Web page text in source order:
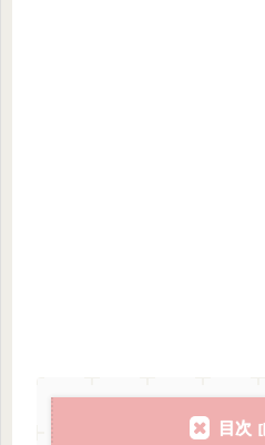
目次